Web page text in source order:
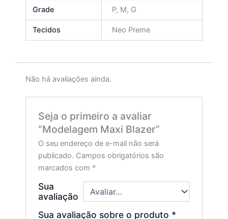
Grade P, M, G
Tecidos Neo Preme
Não há avaliações ainda.
Seja o primeiro a avaliar
“Modelagem Maxi Blazer”
O seu endereço de e-mail não será
publicado. Campos obrigatórios são
marcados com *
Sua
avaliação
Sua avaliação sobre o produto *